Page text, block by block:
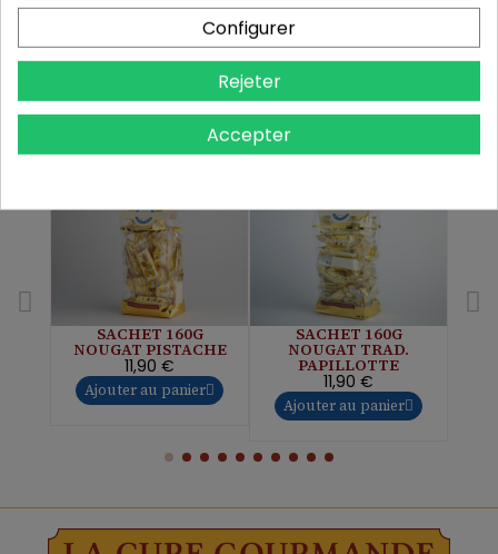
enfants de moins de 5 ans: risque d'étouffement
Vous aimerez aussi
SACHET 160G
NOUGAT PISTACHE
11,90 €
Ajouter au panier
SACHET 160G
NOUGAT TRAD.
PAPILLOTTE
11,90 €
Ajouter au panier
Configurer
Rejeter
Accepter